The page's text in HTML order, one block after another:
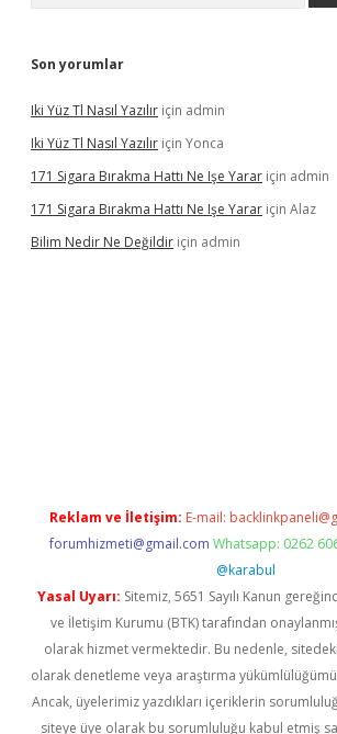
Son yorumlar
Iki Yüz Tl Nasıl Yazılır için admin
Iki Yüz Tl Nasıl Yazılır için Yonca
171 Sigara Bırakma Hattı Ne Işe Yarar için admin
171 Sigara Bırakma Hattı Ne Işe Yarar için Alaz
Bilim Nedir Ne Değildir için admin
Reklam ve İletişim: E-mail:
forumhizmeti@gmail.com Whatsapp: 0262
@karabul
Yasal Uyarı: Sitemiz, 5651 Sayılı Kanun
ve İletişim Kurumu (BTK) tarafından
olarak hizmet vermektedir. Bu nedenle,
olarak denetleme veya araştırma
Ancak, üyelerimiz yazdıkları içeriklerin
siteye üye olarak bu sorumluluğu kabul etmiş